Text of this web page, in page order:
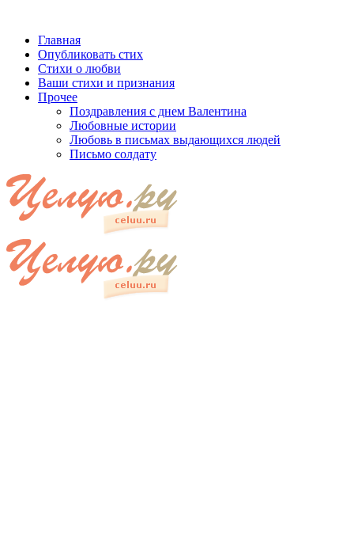
Главная
Опубликовать стих
Стихи о любви
Ваши стихи и признания
Прочее
Поздравления с днем Валентина
Любовные истории
Любовь в письмах выдающихся людей
Письмо солдату